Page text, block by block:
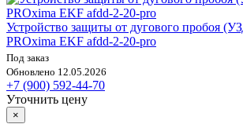
Устройство защиты от дугового пробоя
PROxima EKF afdd-2-20-pro
Под заказ
Обновлено 12.05.2026
+7 (900) 592-44-70
Уточнить цену
×